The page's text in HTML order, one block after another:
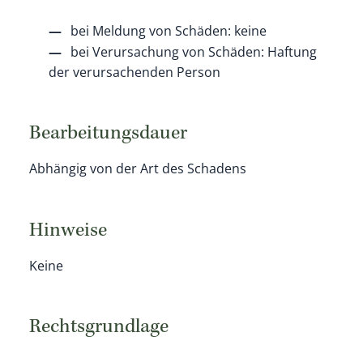
bei Meldung von Schäden: keine
bei Verursachung von Schäden: Haftung
der verursachenden Person
Bearbeitungsdauer
Abhängig von der Art des Schadens
Hinweise
Keine
Rechtsgrundlage